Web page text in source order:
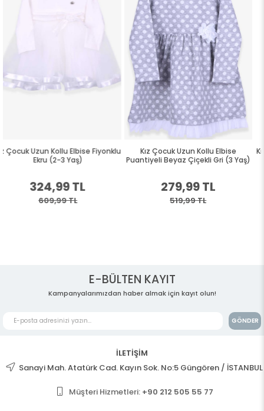
Kız Çocuk Uzun Kollu Elbise
Puantiyeli Beyaz Çiçekli Gri (3 Yaş)
279,99 TL
519,99 TL
Kız Çocuk Uzun Kollu Elbise
Nakışlı Gri Melanj (2-3 Yaş)
249,99 TL
459,99 TL
E-BÜLTEN KAYIT
Kampanyalarımızdan haber almak için kayıt olun!
GÖNDER
İLETİŞİM
Sanayi Mah. Atatürk Cad. Kayın Sok. No:5 Güngören / İSTANBUL
Müşteri Hizmetleri: +90 212 505 55 77